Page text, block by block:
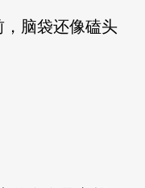
脑袋还像磕头